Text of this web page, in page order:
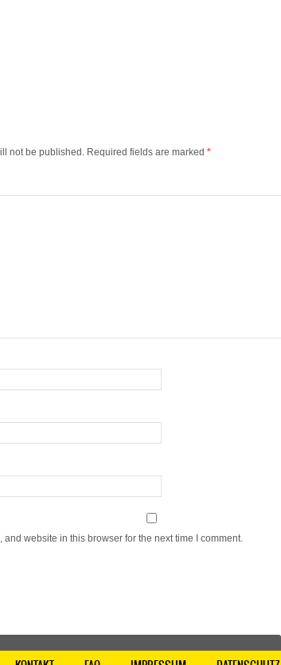
not be published. Required fields are marked *
and website in this browser for the next time I comment.